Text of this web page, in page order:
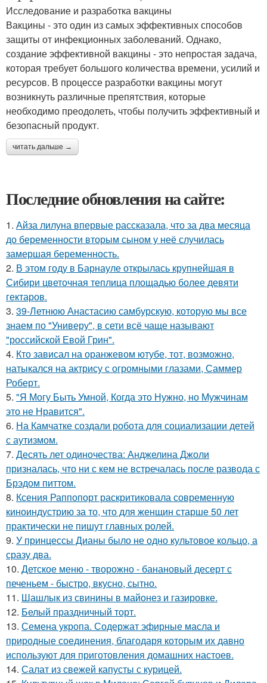
Исследование и разработка вакцины
Вакцины - это один из самых эффективных способов
защиты от инфекционных заболеваний. Однако,
создание эффективной вакцины - это непростая задача,
которая требует большого количества времени, усилий и
ресурсов. В процессе разработки вакцины могут
возникнуть различные препятствия, которые
необходимо преодолеть, чтобы получить эффективный и
безопасный продукт.
читать дальше →
Последние обновления на сайте:
1. Айза лилуна впервые рассказала, что за два месяца
до беременности вторым сыном у неё случилась
замершая беременность.
2. В этом году в Барнауле открылась крупнейшая в
Сибири цветочная теплица площадью более девяти
гектаров.
3. 39-Летнюю Анастасию самбурскую, которую мы все
знаем по "Универу", в сети всё чаще называют
"российской Евой Грин".
4. Кто зависал на оранжевом ютубе, тот, возможно,
натыкался на актрису с огромными глазами, Саммер
Роберт.
5. "Я Могу Быть Умной, Когда это Нужно, но Мужчинам
это не Нравится".
6. На Камчатке создали робота для социализации детей
с аутизмом.
7. Десять лет одиночества: Анджелина Джоли
призналась, что ни с кем не встречалась после развода с
Брэдом питтом.
8. Ксения Раппопорт раскритиковала современную
киноиндустрию за то, что для женщин старше 50 лет
практически не пишут главных ролей.
9. У принцессы Дианы было не одно культовое кольцо, а
сразу два.
10. Детское меню - творожно - банановый десерт с
печеньем - быстро, вкусно, сытно.
11. Шашлык из свинины в майонез и газировке.
12. Белый праздничный торт.
13. Семена укропа. Содержат эфирные масла и
природные соединения, благодаря которым их давно
используют для приготовления домашних настоев.
14. Салат из свежей капусты с курицей.